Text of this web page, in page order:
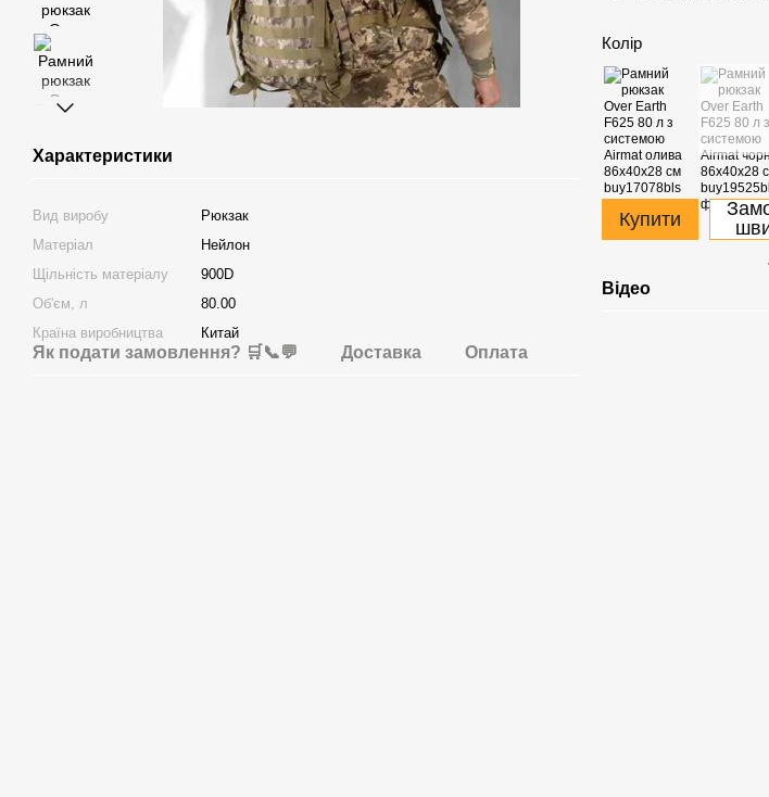
Характеристики
Вид виробу
Рюкзак
Матеріал
Нейлон
Щільність матеріалу
900D
Об'єм, л
80.00
Країна виробництва
Китай
Як подати замовлення? 🛒📞💬 Доставка Оплата
Колір
Купити
Відео